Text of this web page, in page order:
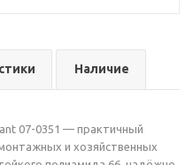
Наличие
07-0351 — практичный
и хозяйственных